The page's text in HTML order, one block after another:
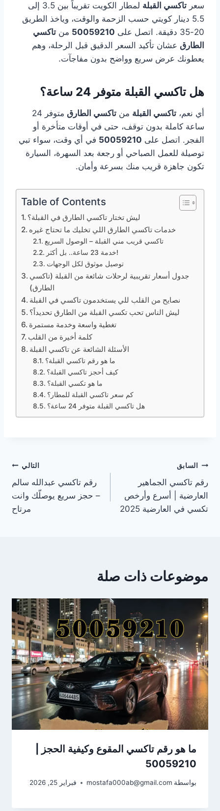
سعر تاكسي القبلة
لمطار الكويت تقريباً بين 3.5 إلى
5.5 دينار كويتي حسب الزحمة والوقت، وياخذ الطريق
20-35 دقيقة. اتصل على
50059210 من تاكسي
الطارق عشان تأكيد السعر الدقيق قبل الرحلة، وهم
يعطونك عرض سريع وواضح بدون مفاجآت.
هل تاكسي القبلة متوفر 24 ساعة؟
أي نعم، تاكسي القبلة من تاكسي الطارق
متوفر 24
ساعة كاملة بدون توقف، حتى في أوقات متأخرة أو
الفجر. اتصل على 50059210 في أي وقت، سواء تبي
توصيلة للعمل الصباحي أو رجعة بعد السهرة، السيارة
تكون جاهزة قريب منك بسرعة وأمان.
Table of Contents
ليش تختار تاكسي الطارق في القبلة؟
خدمات تاكسي الطارق اللي تخليك ما تحتاج غيره
تاكسي قريب مني القبلة – الوصول السريع
خدمة 23 ساعة.. بل أكثر!
توصيل موثوق لكل الوجهات
جدول أسعار تقريبية لرحلات شائعة من القبلة (تاكسي
الطارق)
نصايح من القلب للي يستخدمون تاكسي في القبلة
ليش الناس تحب تكسي القبلة من الطارق تحديداً؟
تغطية واسعة وخدمة مستمرة
كلمة أخيرة من القلب
الأسئلة الشائعة عن تاكسي القبلة
ما هو رقم تاكسي القبلة؟
كيف أحجز تاكسي القبلة؟
ما هو تكسي القبلة؟
كم سعر تاكسي القبلة للمطار؟
هل تاكسي القبلة متوفر 24 ساعة؟
تصفّح
المقالات
السابق
رقم تاكسي الجماهير
العارضية | أسرع وأرخص
تكسي في العارضية 2025
التالي
رقم تاكسي عبدالله سالم
– حجز سريع يوصلّك وانت
مرتاح
موضوعات ذات صلة
ما هو رقم تاكسي المقوع وكيفية الحجز |
50059210
بواسطة mostafa000ab@gmail.com فبراير 25, 2026